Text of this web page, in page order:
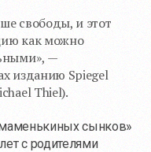
свободы, и этот
как можно
—
изданию Spiegel
Thiel).
сынков»
с родителями